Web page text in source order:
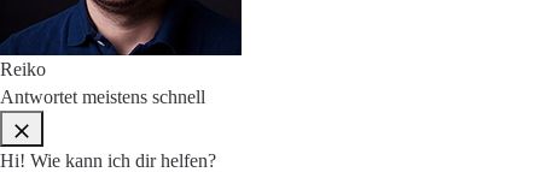
Reiko
Antwortet meistens schnell
Hi! Wie kann ich dir helfen?